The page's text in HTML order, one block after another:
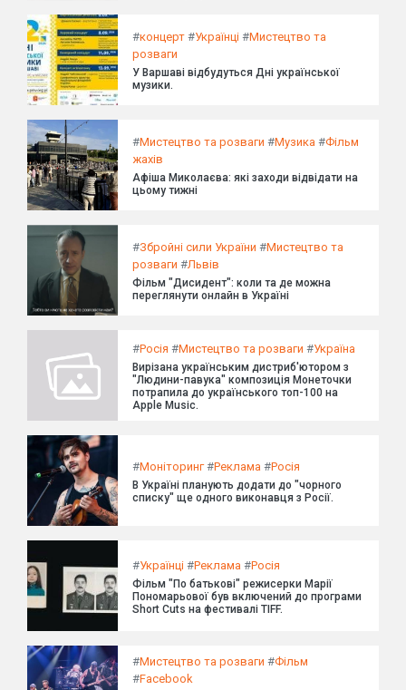
#концерт #Українці #Мистецтво та
розваги
У Варшаві відбудуться Дні української
музики.
#Мистецтво та розваги #Музика #Фільм
жахів
Афіша Миколаєва: які заходи відвідати на
цьому тижні
#Збройні сили України #Мистецтво та
розваги #Львів
Фільм "Дисидент": коли та де можна
переглянути онлайн в Україні
#Росія #Мистецтво та розваги #Україна
Вирізана українським дистриб'ютором з
"Людини-павука" композиція Монеточки
потрапила до українського топ-100 на
Apple Music.
#Моніторинг#Реклама #Росія
В Україні планують додати до "чорного
списку" ще одного виконавця з Росії.
#Українці #Реклама #Росія
Фільм "По батькові" режисерки Марії
Пономарьової був включений до програми
Short Cuts на фестивалі TIFF.
#Мистецтво та розваги #Фільм
#Facebook